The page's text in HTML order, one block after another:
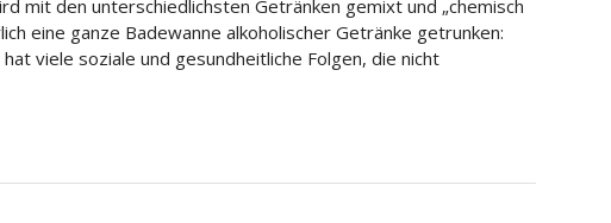
mit den unterschiedlichsten Getränken gemixt und „chemisch
eine ganze Badewanne alkoholischer Getränke getrunken:
viele soziale und gesundheitliche Folgen, die nicht